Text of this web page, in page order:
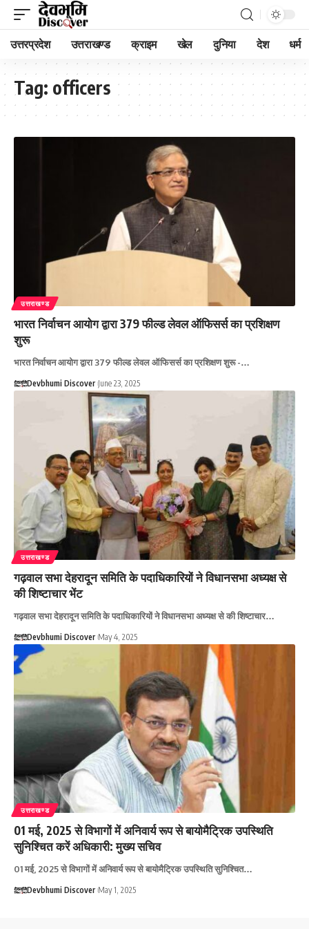
उत्तरप्रदेश उत्तराखण्ड क्राइम खेल दुनिया देश धर्म
Tag: officers
उत्तराखण्ड
भारत निर्वाचन आयोग द्वारा 379 फील्ड लेवल ऑफिसर्स का प्रशिक्षण
शुरू
भारत निर्वाचन आयोग द्वारा 379 फील्ड लेवल ऑफिसर्स का प्रशिक्षण शुरू -…
Devbhumi Discover June 23, 2025
उत्तराखण्ड
गढ़वाल सभा देहरादून समिति के पदाधिकारियों ने विधानसभा अध्यक्ष से
की शिष्टाचार भेंट
गढ़वाल सभा देहरादून समिति के पदाधिकारियों ने विधानसभा अध्यक्ष से की शिष्टाचार…
Devbhumi Discover May 4, 2025
उत्तराखण्ड
01 मई, 2025 से विभागों में अनिवार्य रूप से बायोमैट्रिक उपस्थिति
सुनिश्चित करें अधिकारी: मुख्य सचिव
01 मई, 2025 से विभागों में अनिवार्य रूप से बायोमैट्रिक उपस्थिति सुनिश्चित…
Devbhumi Discover May 1, 2025